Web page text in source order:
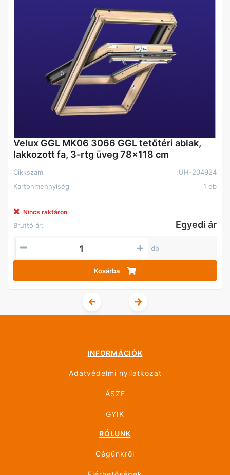
Velux GGL MK06 3066 GGL tetőtéri ablak,
lakkozott fa, 3-rtg üveg 78x118 cm
Cikkszám
UH-204924
Kartonmennyiség
1 db
Nincs raktáron
Bruttó ár: Egyedi ár
db
Kosárba
INFORMÁCIÓK
Adatvédelmi nyilatkozat
ÁSZF
GYIK
RÓLUNK
Cégünkről